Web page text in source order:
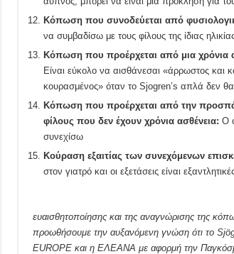
Κόπωση που συνοδεύεται από
να συμβαδίσω με τους φίλους της ίδιας
Κόπωση που προέρχεται από μια χρόνια
Είναι εύκολο να αισθάνεσαι «άρρωστος και
κουρασμένος» όταν το Sjogren’s απλά δεν θα
Κόπωση που προέρχεται από την
φίλους που δεν έχουν χρόνια ασθένεια: Ο
συνεχίσω
Κούραση εξαιτίας των συνεχόμενων
στον γιατρό και οι εξετάσεις είναι
ευαισθητοποίησης και της αναγνώρισης της
προωθήσουμε την αυξανόμενη γνώση ότι το
EUROPEκαι η ΕΛΕΑΝΑ με αφορμή την